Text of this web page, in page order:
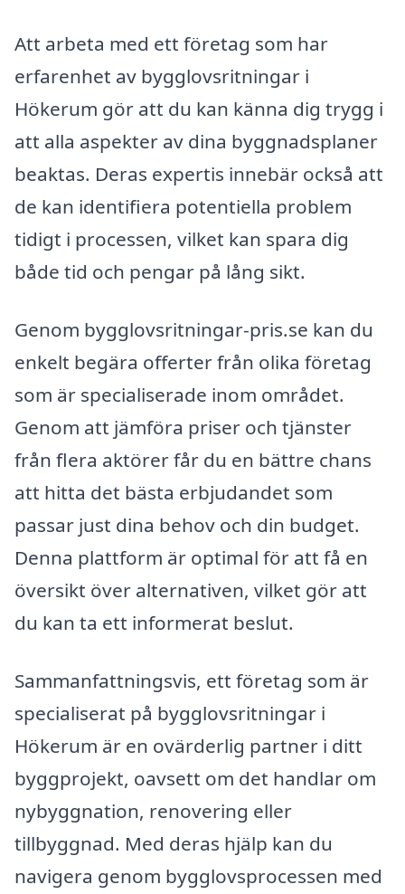
Att arbeta med ett företag som har
erfarenhet av bygglovsritningar i
Hökerum gör att du kan känna dig trygg i
att alla aspekter av dina byggnadsplaner
beaktas. Deras expertis innebär också att
de kan identifiera potentiella problem
tidigt i processen, vilket kan spara dig
både tid och pengar på lång sikt.
Genom bygglovsritningar-pris.se kan du
enkelt begära offerter från olika företag
som är specialiserade inom området.
Genom att jämföra priser och tjänster
från flera aktörer får du en bättre chans
att hitta det bästa erbjudandet som
passar just dina behov och din budget.
Denna plattform är optimal för att få en
översikt över alternativen, vilket gör att
du kan ta ett informerat beslut.
Sammanfattningsvis, ett företag som är
specialiserat på bygglovsritningar i
Hökerum är en ovärderlig partner i ditt
byggprojekt, oavsett om det handlar om
nybyggnation, renovering eller
tillbyggnad. Med deras hjälp kan du
navigera genom bygglovsprocessen med